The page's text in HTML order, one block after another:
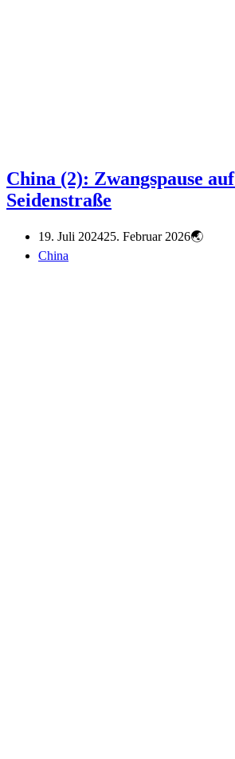
China (2): Zwangspause
Seidenstraße
19. Juli 202425. Februar 2026
China